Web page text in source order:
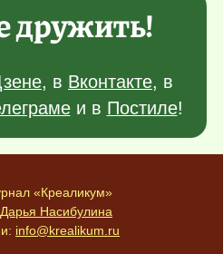
дружить!
, в Вконтакте, в
и в Постиле!
«Креаликум»
Дарья Насибулина
info@krealikum.ru